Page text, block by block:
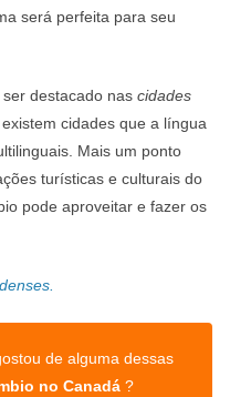
será perfeita para seu
destacado nas cidades
existem cidades que a língua
Mais um ponto
turísticas e culturais do
pode aproveitar e fazer os
de alguma dessas
no Canadá ?